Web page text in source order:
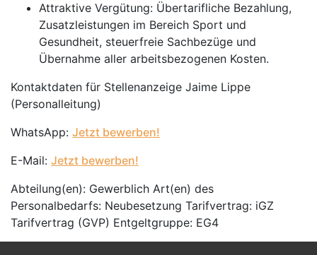
Attraktive Vergütung: Übertarifliche Bezahlung,
Zusatzleistungen im Bereich Sport und
Gesundheit, steuerfreie Sachbezüge und
Übernahme aller arbeitsbezogenen Kosten.
Kontaktdaten für Stellenanzeige Jaime Lippe
(Personalleitung)
WhatsApp: Jetzt bewerben!
E-Mail: Jetzt bewerben!
Abteilung(en): Gewerblich Art(en) des
Personalbedarfs: Neubesetzung Tarifvertrag: iGZ
Tarifvertrag (GVP) Entgeltgruppe: EG4